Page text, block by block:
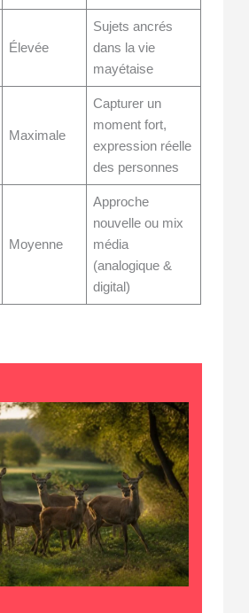
Élevée
Sujets ancrés
dans la vie
mayétaise
Maximale
Capturer un
moment fort,
expression réelle
des personnes
Moyenne
Approche
nouvelle ou mix
média
(analogique &
digital)